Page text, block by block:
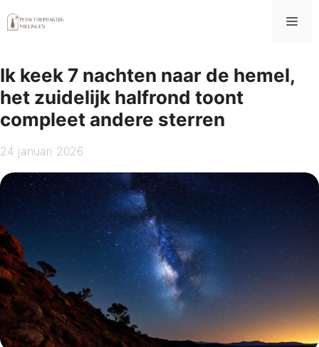
naar
Ik keek 7 nachten naar de hemel,
het zuidelijk halfrond toont
compleet andere sterren
24 januari 2026